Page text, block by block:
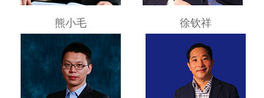
熊小毛 徐钦祥